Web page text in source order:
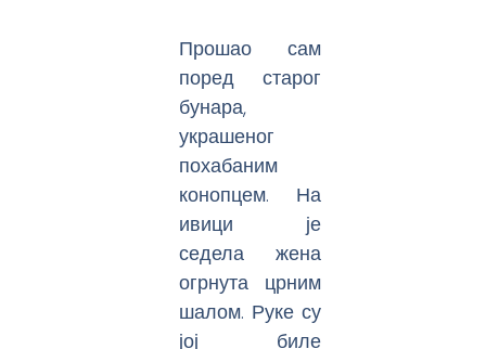
Прошао сам
поред старог
бунара,
украшеног
похабаним
конопцем. На
ивици је
седела жена
огрнута црним
шалом. Руке су
јој биле